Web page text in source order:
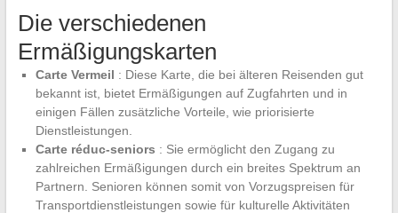
Die verschiedenen
Ermäßigungskarten
Carte Vermeil : Diese Karte, die bei älteren Reisenden gut
bekannt ist, bietet Ermäßigungen auf Zugfahrten und in
einigen Fällen zusätzliche Vorteile, wie priorisierte
Dienstleistungen.
Carte réduc-seniors : Sie ermöglicht den Zugang zu
zahlreichen Ermäßigungen durch ein breites Spektrum an
Partnern. Senioren können somit von Vorzugspreisen für
Transportdienstleistungen sowie für kulturelle Aktivitäten